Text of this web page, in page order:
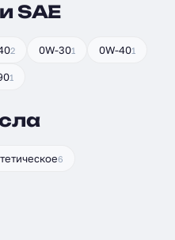
SAE
2 0W-301 0W-401
1
6